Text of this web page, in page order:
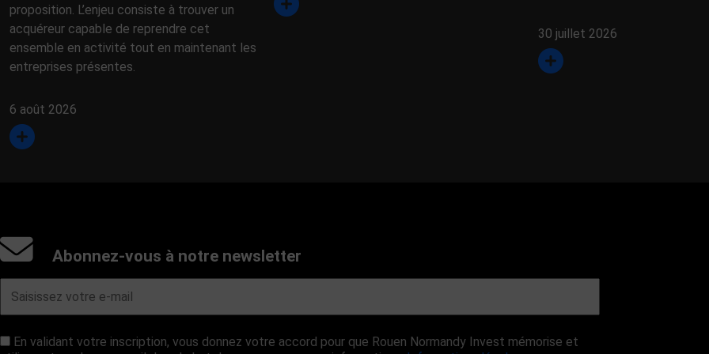
proposition. L’enjeu consiste à trouver un
acquéreur capable de reprendre cet
ensemble en activité tout en maintenant les
entreprises présentes.
6 août 2026
30 juillet 2026
Abonnez-vous à notre newsletter
En validant votre inscription, vous donnez votre accord pour que Rouen Normandy Invest mémorise et